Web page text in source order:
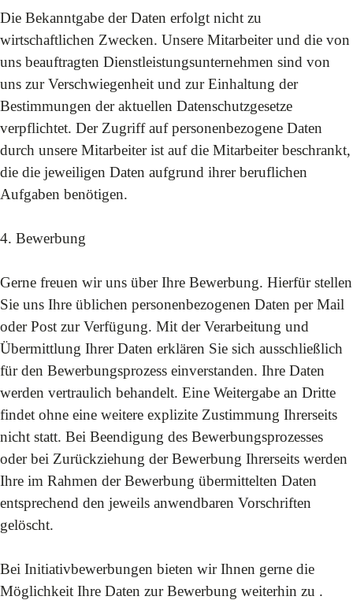
Die Bekanntgabe der Daten erfolgt nicht zu
wirtschaftlichen Zwecken. Unsere Mitarbeiter und die von
uns beauftragten Dienstleistungsunternehmen sind von
uns zur Verschwiegenheit und zur Einhaltung der
Bestimmungen der aktuellen Datenschutzgesetze
verpflichtet. Der Zugriff auf personenbezogene Daten
durch unsere Mitarbeiter ist auf die Mitarbeiter beschrankt,
die die jeweiligen Daten aufgrund ihrer beruflichen
Aufgaben benötigen.
4. Bewerbung
Gerne freuen wir uns über Ihre Bewerbung. Hierfür stellen
Sie uns Ihre üblichen personenbezogenen Daten per Mail
oder Post zur Verfügung. Mit der Verarbeitung und
Übermittlung Ihrer Daten erklären Sie sich ausschließlich
für den Bewerbungsprozess einverstanden. Ihre Daten
werden vertraulich behandelt. Eine Weitergabe an Dritte
findet ohne eine weitere explizite Zustimmung Ihrerseits
nicht statt. Bei Beendigung des Bewerbungsprozesses
oder bei Zurückziehung der Bewerbung Ihrerseits werden
Ihre im Rahmen der Bewerbung übermittelten Daten
entsprechend den jeweils anwendbaren Vorschriften
gelöscht.
Bei Initiativbewerbungen bieten wir Ihnen gerne die
Möglichkeit Ihre Daten zur Bewerbung weiterhin zu .